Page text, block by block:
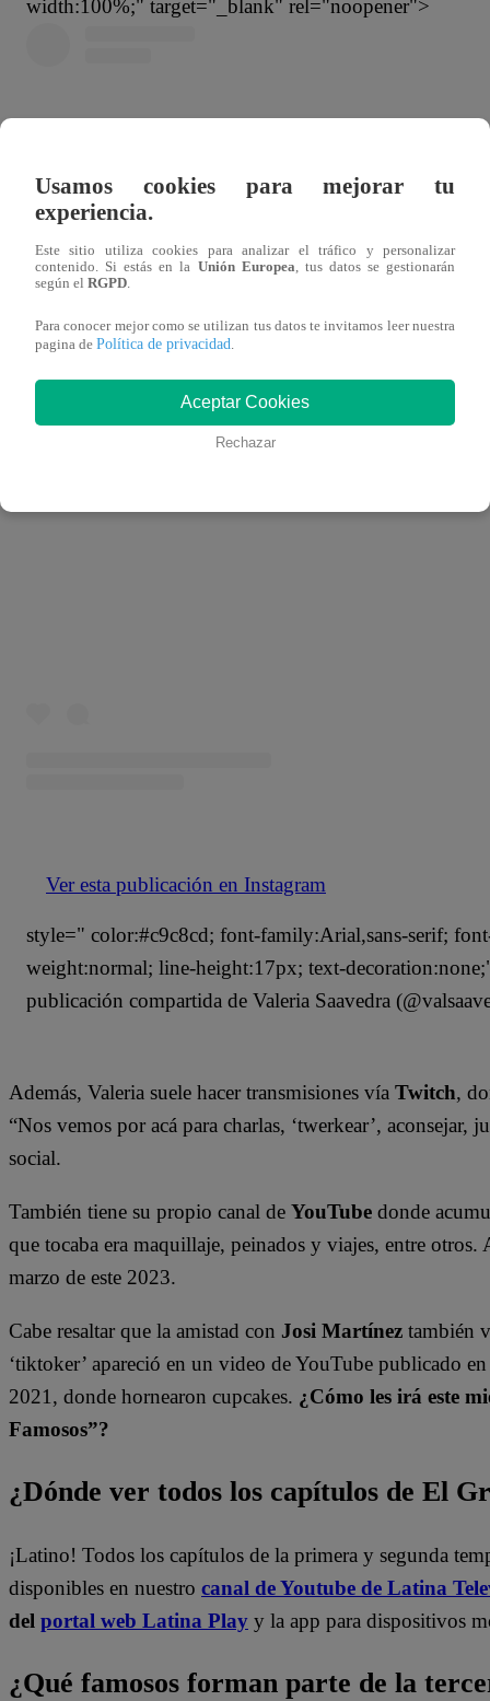
width:100%;" target="_blank" rel="noopener">
Ver esta publicación en Instagram
style=" color:#c9c8cd; font-family:Arial,sans-serif;
weight:normal; line-height:17px; text-
publicación compartida de Valeria Saavedra
Además, Valeria suele hacer transmisiones vía Twitch,
“Nos vemos por acá para charlas, ‘twerkear’, aconsejar,
social.
También tiene su propio canal de YouTube donde
que tocaba era maquillaje, peinados y viajes, entre
marzo de este 2023.
Cabe resaltar que la amistad con Josi Martínez también
‘tiktoker’ apareció en un video de YouTube publicado
2021, donde hornearon cupcakes. ¿Cómo les irá este
Famosos”?
¿Dónde ver todos los capítulos de El
¡Latino! Todos los capítulos de la primera y segunda
disponibles en nuestro canal de Youtube de Latina
del portal web Latina Play y la app para dispositivos
¿Qué famosos forman parte de la
Usamos cookies para mejorar tu
experiencia.
Este sitio utiliza cookies para analizar el tráfico y personalizar
contenido. Si estás en la Unión Europea , tus datos se gestionarán
según el RGPD
Para conocer mejor como se utilizan tus datos te invitamos leer nuestra
pagina de Política de privacidad
Aceptar Cookies
Rechazar